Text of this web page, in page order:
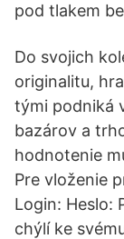
pod tlakem
Do svojich
originalitu,
tými podniká
bazárov a
hodnotenie
Pre vloženie
Login: Heslo:
chýlí ke